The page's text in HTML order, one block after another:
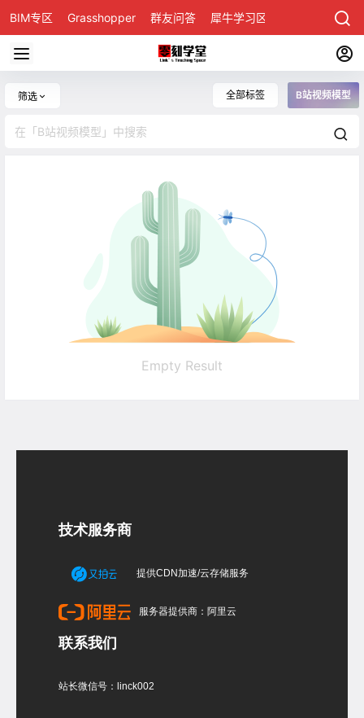
BIM专区 Grasshopper 群友问答 犀牛学习区
筛选 全部标签 B站视频模型
Empty Result
技术服务商
提供CDN加速/云存储服务
服务器提供商：阿里云
联系我们
站长微信号：linck002